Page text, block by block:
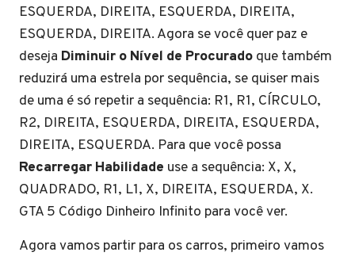
ESQUERDA, DIREITA, ESQUERDA, DIREITA,
ESQUERDA, DIREITA. Agora se você quer paz e
deseja Diminuir o Nível de Procurado que também
reduzirá uma estrela por sequência, se quiser mais
de uma é só repetir a sequência: R1, R1, CÍRCULO,
R2, DIREITA, ESQUERDA, DIREITA, ESQUERDA,
DIREITA, ESQUERDA. Para que você possa
Recarregar Habilidade use a sequência: X, X,
QUADRADO, R1, L1, X, DIREITA, ESQUERDA, X.
GTA 5 Código Dinheiro Infinito para você ver.
Agora vamos partir para os carros, primeiro vamos